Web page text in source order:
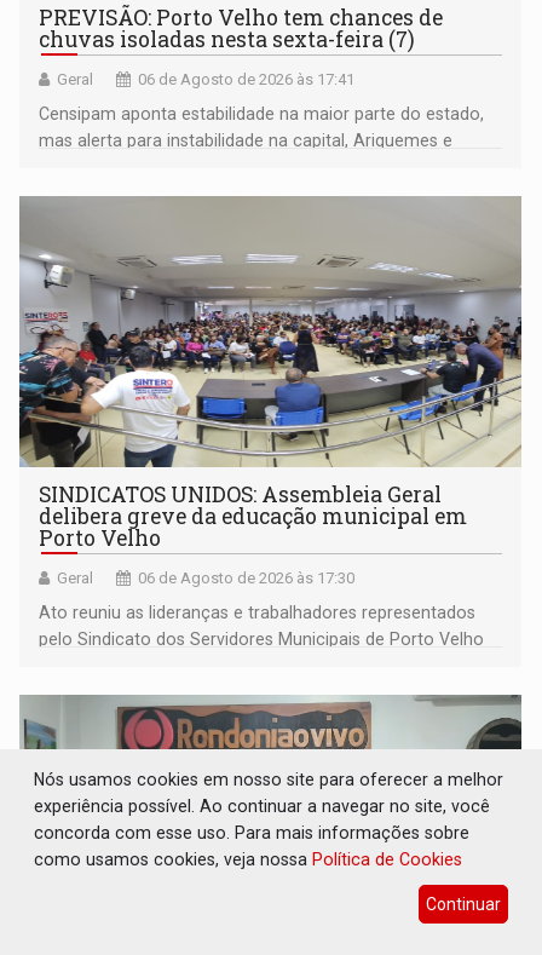
PREVISÃO: Porto Velho tem chances de
chuvas isoladas nesta sexta-feira (7)
Geral 06 de Agosto de 2026 às 17:41
Censipam aponta estabilidade na maior parte do estado,
mas alerta para instabilidade na capital, Ariquemes e
SINDICATOS UNIDOS: Assembleia Geral
delibera greve da educação municipal em
Porto Velho
Geral 06 de Agosto de 2026 às 17:30
Ato reuniu as lideranças e trabalhadores representados
pelo Sindicato dos Servidores Municipais de Porto Velho
Nós usamos cookies em nosso site para oferecer a melhor
experiência possível. Ao continuar a navegar no site, você
concorda com esse uso. Para mais informações sobre
como usamos cookies, veja nossa Política de Cookies
Continuar